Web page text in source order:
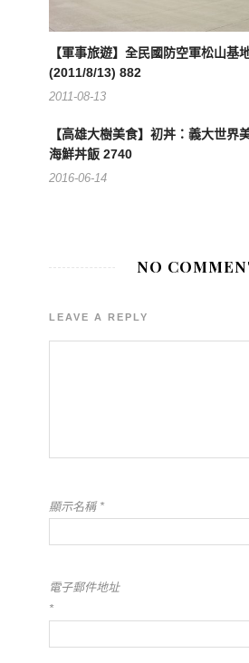
【軍事旅遊】全民國防空軍松山基
(2011/8/13) 882
2011-08-13
【高雄大樹美食】初丼：義大世界
海鮮丼飯 2740
2016-06-14
NO
LEAVE A REPLY
顯示名稱 *
電子郵件地址
*